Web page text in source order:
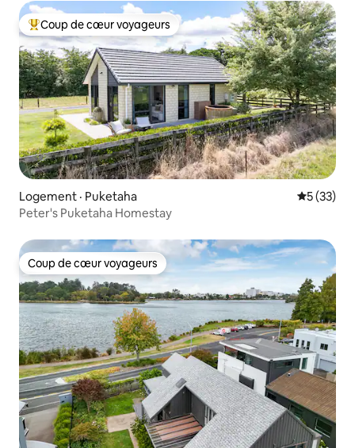
Coup de cœur voyageurs parmi les plus aimés
Coup de cœur voyageurs
Logement · Puketaha Note
5 (33)
Peter's Puketaha Homestay
Coup de cœur voyageurs
Coup de cœur voyageurs